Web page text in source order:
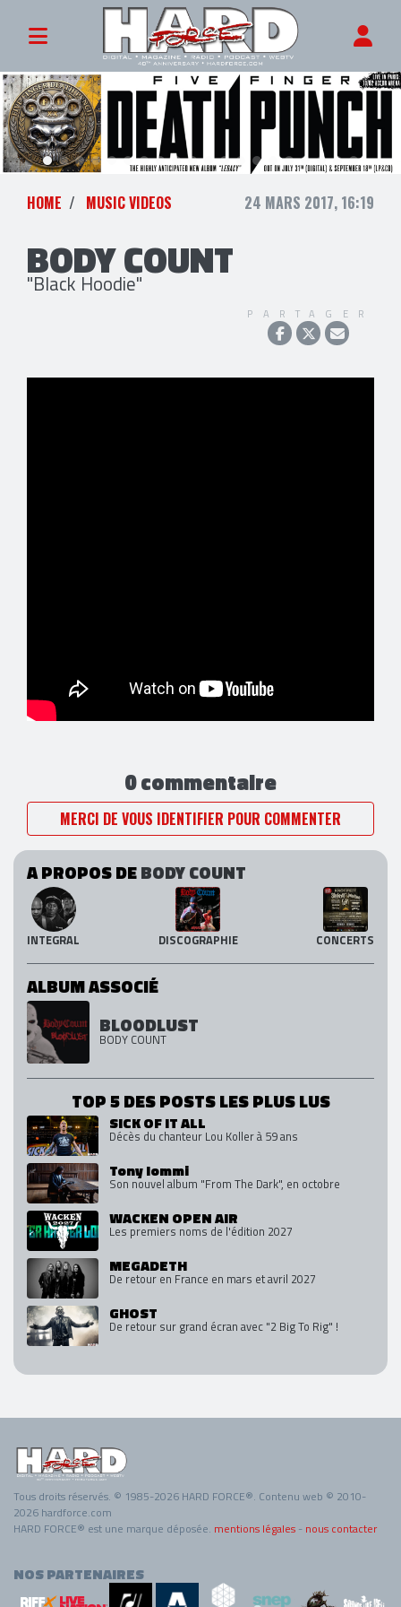
HOME MUSIC VIDEOS 24 MARS 2017, 16:19
BODY COUNT
"Black Hoodie"
PARTAGER
0 commentaire
MERCI DE VOUS IDENTIFIER POUR COMMENTER
A PROPOS DEBODY COUNT
INTEGRAL DISCOGRAPHIE CONCERTS
ALBUM ASSOCIÉ
BLOODLUST
BODY COUNT
TOP 5 DES POSTS LES PLUS LUS
SICK OF IT ALL
Décès du chanteur Lou Koller à 59 ans
Tony Iommi
Son nouvel album "From The Dark", en octobre
WACKEN OPEN AIR
Les premiers noms de l'édition 2027
MEGADETH
De retour en France en mars et avril 2027
GHOST
De retour sur grand écran avec "2 Big To Rig" !
Tous droits réservés. © 1985-2026 HARD FORCE®. Contenu web © 2010-
2026 hardforce.com
HARD FORCE® est une marque déposée. mentions légales - nous contacter
NOS PARTENAIRES